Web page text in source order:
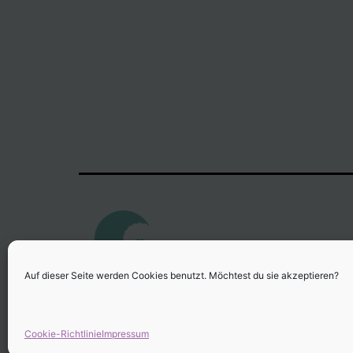
Auf dieser Seite werden Cookies benutzt. Möchtest du sie akzeptieren?
Cookie-RichtlinieImpressum